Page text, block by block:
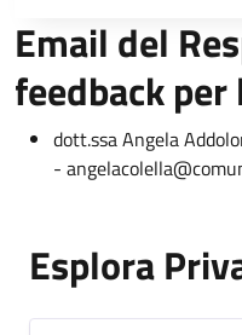
Email del
feedback
dott.ssa Angela
-
Esplora